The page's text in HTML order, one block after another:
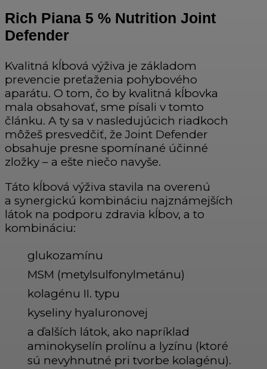
Rich Piana 5 % Nutrition Joint
Defender
Kvalitná kĺbová výživa je základom
prevencie preťaženia pohybového
aparátu. O tom, čo by kvalitná kĺbovka
mala obsahovať, sme písali v tomto
článku. A ty sa v nasledujúcich riadkoch
môžeš presvedčiť, že Joint Defender
obsahuje presne spomínané účinné
zložky – a ešte niečo navyše.
Táto kĺbová výživa stavila na overenú
a synergickú kombináciu najznámejších
látok na podporu zdravia kĺbov, a to
kombináciu:
glukozamínu
MSM (metylsulfonylmetánu)
kolagénu II. typu
kyseliny hyaluronovej
a ďalších látok, ako napríklad
aminokyselín prolínu a lyzínu (ktoré
sú nevyhnutné pri tvorbe kolagénu).